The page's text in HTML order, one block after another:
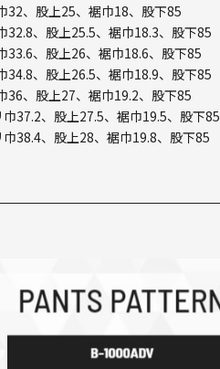
32、股上25、裾巾18、股下85
、股上25.5、裾巾18.3、股下85
、股上26、裾巾18.6、股下85
、股上26.5、裾巾18.9、股下85
36、股上27、裾巾19.2、股下85
37.2、股上27.5、裾巾19.5、股下85
38.4、股上28、裾巾19.8、股下85